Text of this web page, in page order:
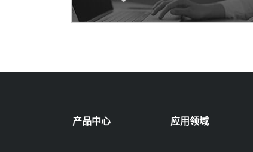
产品中心 应用领域